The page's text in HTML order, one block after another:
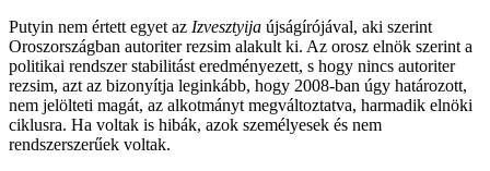
Putyin nem értett egyet az Izvesztyija újságírójával, aki szerint
Oroszországban autoriter rezsim alakult ki. Az orosz elnök szerint a
politikai rendszer stabilitást eredményezett, s hogy nincs autoriter
rezsim, azt az bizonyítja leginkább, hogy 2008-ban úgy határozott,
nem jelölteti magát, az alkotmányt megváltoztatva, harmadik elnöki
ciklusra. Ha voltak is hibák, azok személyesek és nem
rendszerszerűek voltak.